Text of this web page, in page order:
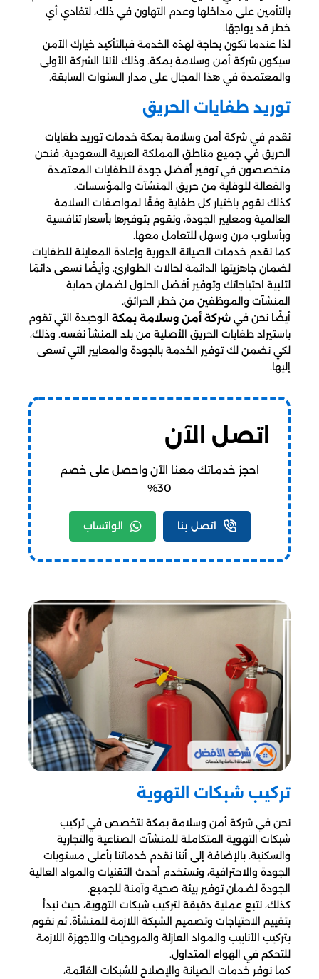
بالتأمين على مداخلها وعدم التهاون في ذلك، لتفادي أي
خطر قد يواجهّا.
لذا عندما تكون بحاجة لهذه الخدمة فبالتأكيد خيارك الآمن
سيكون شركة أمن وسلامة بمكة. وذلك لأننا الشركة الأولى
والمعتمدة في هذا المجال على مدار السنوات السابقة.
توريد طفايات الحريق
نقدم في شركة أمن وسلامة بمكة خدمات توريد طفايات
الحريق في جميع مناطق المملكة العربية السعودية. فنحن
متخصصون في توفير أفضل جودة للطفايات المعتمدة
والفعالة للوقاية من حريق المنشآت والمؤسسات.
كذلك نقوم باختيار كل طفاية وفقًا لمواصفات السلامة
العالمية ومعايير الجودة، ونقوم بتوفيرها بأسعار تنافسية
وبأسلوب مرن وسهل للتعامل معها.
كما نقدم خدمات الصيانة الدورية وإعادة المعاينة للطفايات
لضمان جاهزيتها الدائمة لحالات الطوارئ. وأيضًا نسعى دائمًا
لتلبية احتياجاتك وتوفير أفضل الحلول لضمان حماية
المنشآت والموظفين من خطر الحرائق.
أيضًا نحن في شركة أمن وسلامة بمكة الوحيدة التي تقوم
باستيراد طفايات الحريق الأصلية من بلد المنشأ نفسه. وذلك،
لكي نضمن لك توفير الخدمة بالجودة والمعايير التي تسعى
إليها.
اتصل الآن
احجز خدماتك معنا الآن واحصل على خصم
30%
اتصل بنا الواتساب
تركيب شبكات التهوية
نحن في شركة أمن وسلامة بمكة نتخصص في تركيب
شبكات التهوية المتكاملة للمنشآت الصناعية والتجارية
والسكنية. بالإضافة إلى أننا نقدم خدماتنا بأعلى مستويات
الجودة والاحترافية، ونستخدم أحدث التقنيات والمواد العالية
الجودة لضمان توفير بيئة صحية وآمنة للجميع.
كذلك، نتبع عملية دقيقة لتركيب شبكات التهوية، حيث نبدأ
بتقييم الاحتياجات وتصميم الشبكة اللازمة للمنشأة. ثم نقوم
بتركيب الأنابيب والمواد العازلة والمروحيات والأجهزة اللازمة
للتحكم في الهواء المتداول.
كما نوفر خدمات الصيانة والإصلاح للشبكات القائمة،